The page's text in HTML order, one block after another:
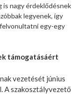
is nagy érdeklődésnek
legyenek, így
egy-egy
támogatásáért
vezetését június
A szakosztályvezető